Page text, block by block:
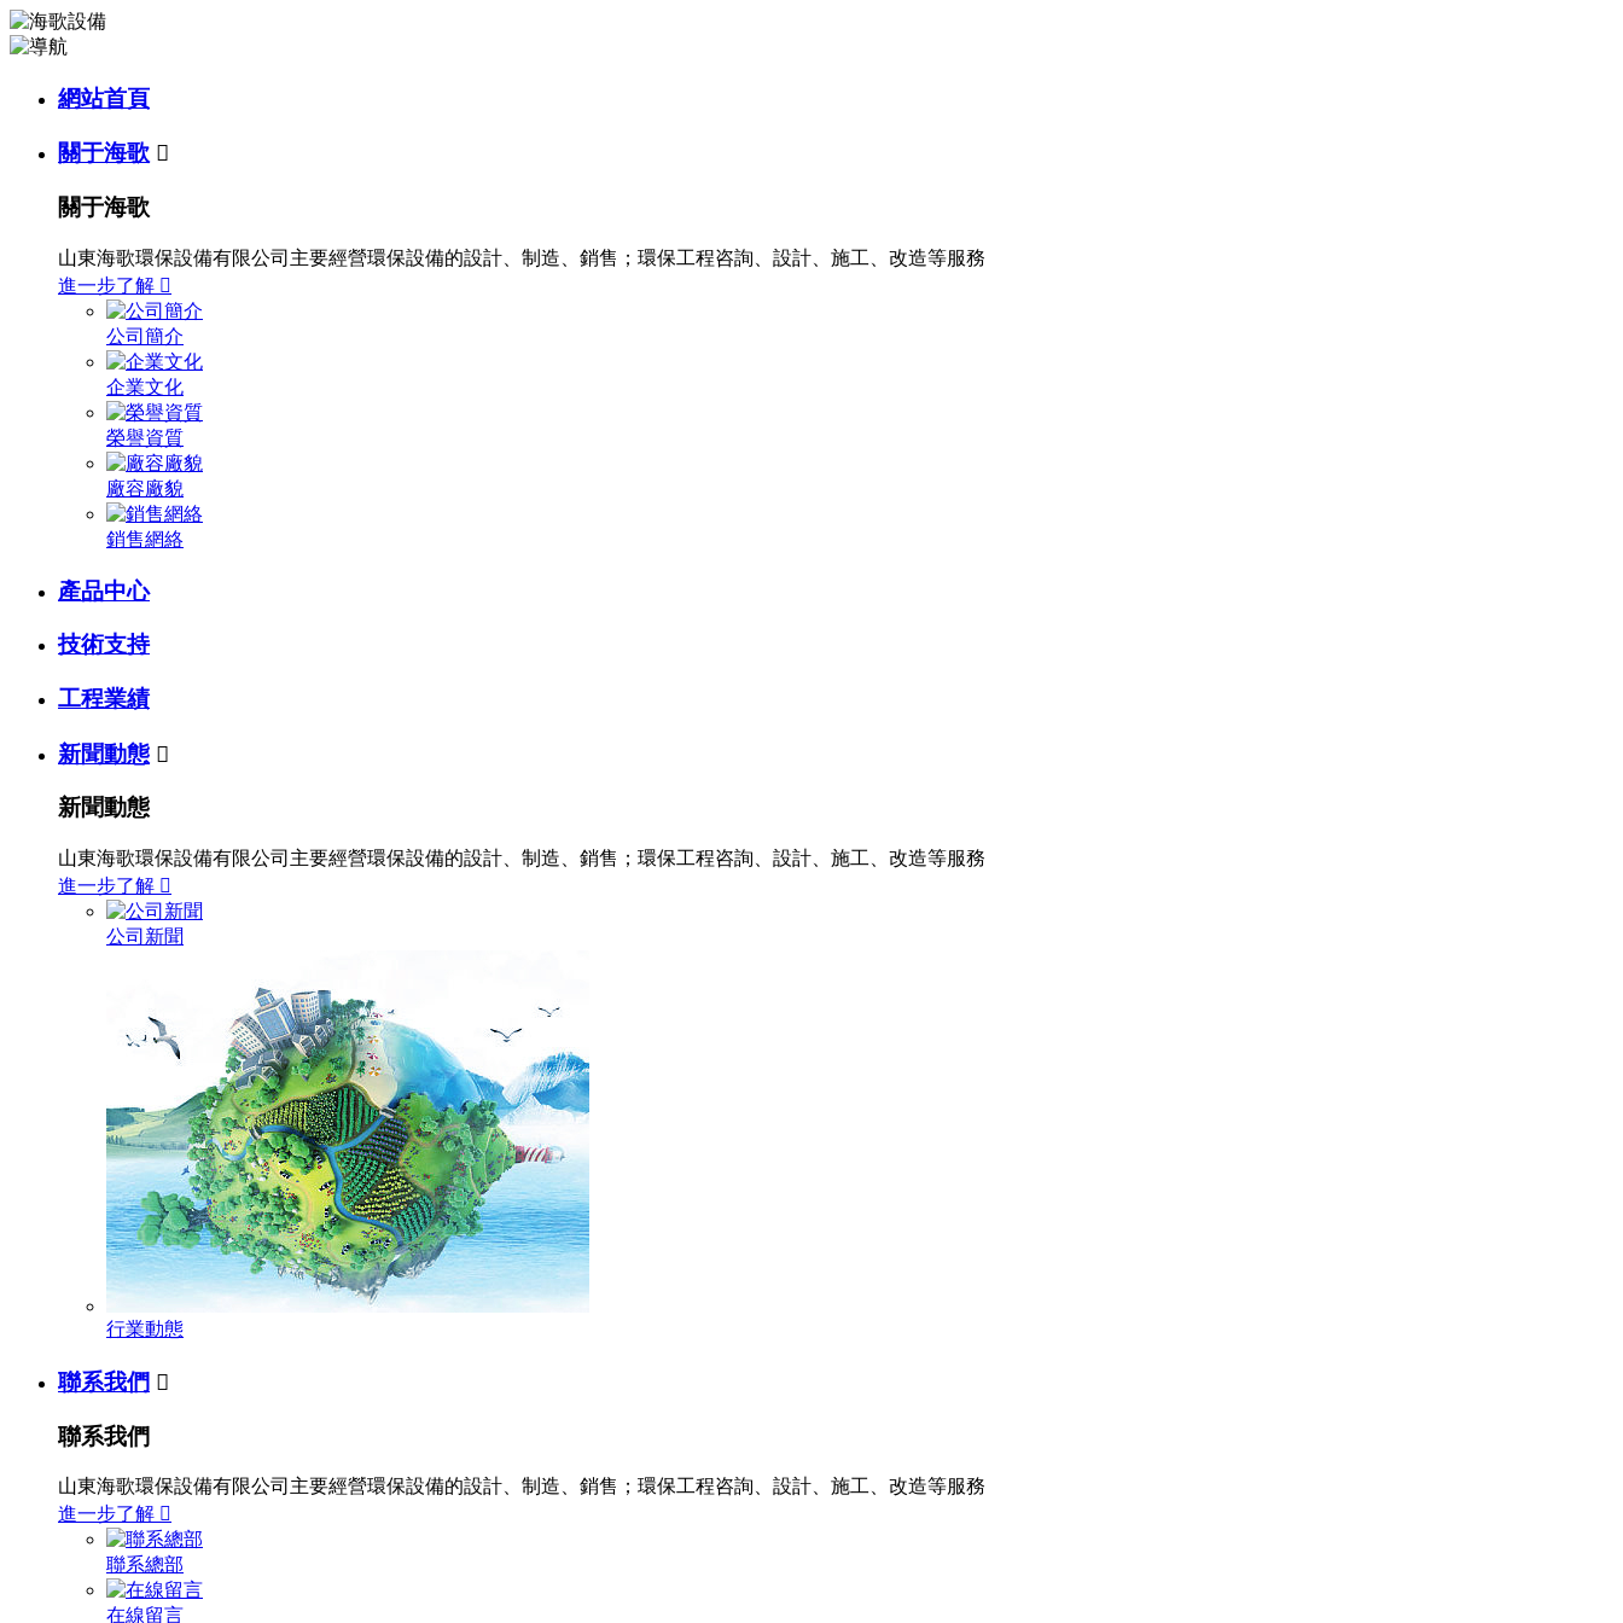
網站首頁
關于海歌 
關于海歌
山東海歌環保設備有限公司主要經營環保設備的設計、制造、銷售；環保工程咨詢、設計、施工、改造等服務
進一步了解 
公司簡介
企業文化
榮譽資質
廠容廠貌
銷售網絡
產品中心
技術支持
工程業績
新聞動態 
新聞動態
山東海歌環保設備有限公司主要經營環保設備的設計、制造、銷售；環保工程咨詢、設計、施工、改造等服務
進一步了解 
公司新聞
行業動態
聯系我們 
聯系我們
山東海歌環保設備有限公司主要經營環保設備的設計、制造、銷售；環保工程咨詢、設計、施工、改造等服務
進一步了解 
聯系總部
在線留言